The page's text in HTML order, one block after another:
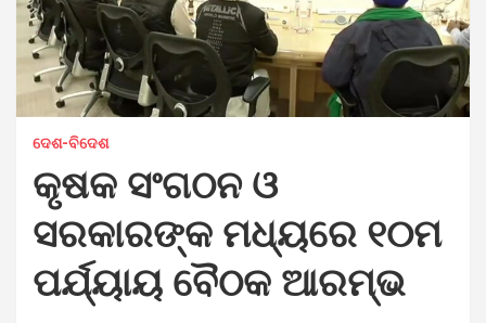
ଦେଶ-ବିଦେଶ
କୃଷକ ସଂଗଠନ ଓ
ସରକାରଙ୍କ ମଧ୍ୟରେ ୧୦ମ
ପର୍ଯ୍ୟାୟ ବୈଠକ ଆରମ୍ଭ